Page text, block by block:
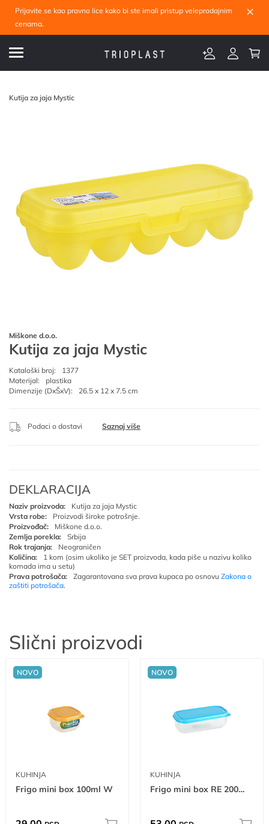
Prijavite se kao pravno lice kako bi ste imali pristup veleprodajnim
cenama.
×
Kutija za jaja Mystic
Miškone d.o.o.
Kutija za jaja Mystic
Kataloški broj:
1377
Materijal:
plastika
Dimenzije (DxŠxV):
26.5 x 12 x 7.5 cm
Podaci o dostavi Saznaj više
DEKLARACIJA
Naziv proizvoda:
Kutija za jaja Mystic
Vrsta robe:
Proizvodi široke potrošnje.
Proizvođač:
Miškone d.o.o.
Zemlja porekla:
Srbija
Rok trajanja:
Neograničen
Količina:
1 kom (osim ukoliko je SET proizvoda, kada piše u nazivu koliko
komada ima u setu)
Prava potrošača:
Zagarantovana sva prava kupaca po osnovu Zakona o
zaštiti potrošača.
Slični proizvodi
NOVO
KUHINJA
Frigo mini box 100ml W
NOVO
KUHINJA
Frigo mini box RE 200ml W